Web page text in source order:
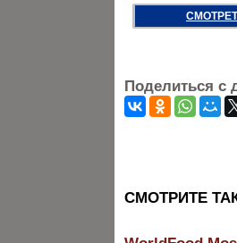
Поделиться с
CМОТРИТЕ